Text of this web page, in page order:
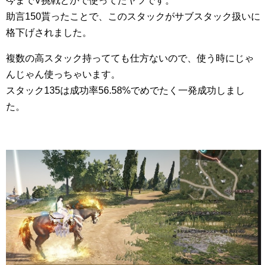
助言150貰ったことで、このスタックがサブスタック扱いに
格下げされました。
複数の高スタック持ってても仕方ないので、使う時にじゃ
んじゃん使っちゃいます。
スタック135は成功率56.58%でめでたく一発成功しまし
た。